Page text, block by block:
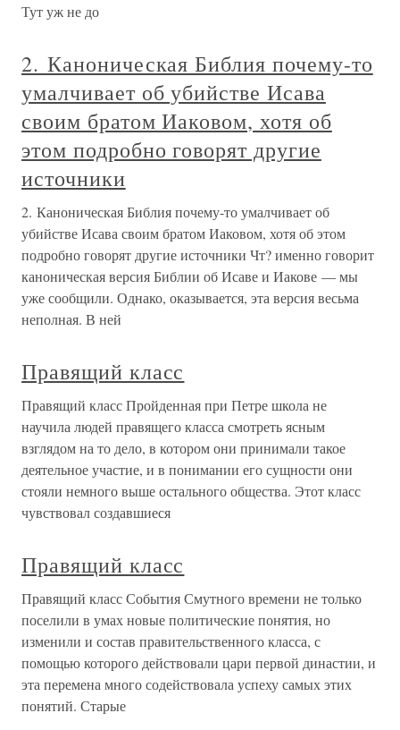
Тут уж не до
2. Каноническая Библия почему-то
умалчивает об убийстве Исава
своим братом Иаковом, хотя об
этом подробно говорят другие
источники
2. Каноническая Библия почему-то умалчивает об
убийстве Исава своим братом Иаковом, хотя об этом
подробно говорят другие источники Чт? именно говорит
каноническая версия Библии об Исаве и Иакове — мы
уже сообщили. Однако, оказывается, эта версия весьма
неполная. В ней
Правящий класс
Правящий класс Пройденная при Петре школа не
научила людей правящего класса смотреть ясным
взглядом на то дело, в котором они принимали такое
деятельное участие, и в понимании его сущности они
стояли немного выше остального общества. Этот класс
чувствовал создавшиеся
Правящий класс
Правящий класс События Смутного времени не только
поселили в умах новые политические понятия, но
изменили и состав правительственного класса, с
помощью которого действовали цари первой династии, и
эта перемена много содействовала успеху самых этих
понятий. Старые